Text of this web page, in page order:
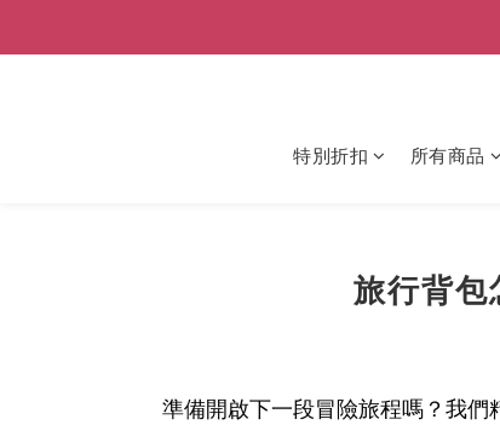
特別折扣 所有商品
旅行背包
準備開啟下一段冒險旅程嗎？我